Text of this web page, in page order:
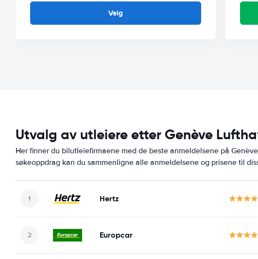
Velg
Utvalg av utleiere etter Genève
Her finner du bilutleiefirmaene med de beste anmeldelsene på
søkeoppdrag kan du sammenligne alle anmeldelsene og prisene til
Hertz
Europcar